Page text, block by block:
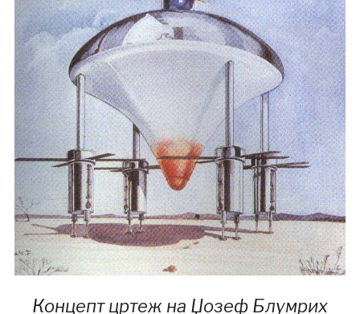
Концепт цртеж на Џозеф Блумрих